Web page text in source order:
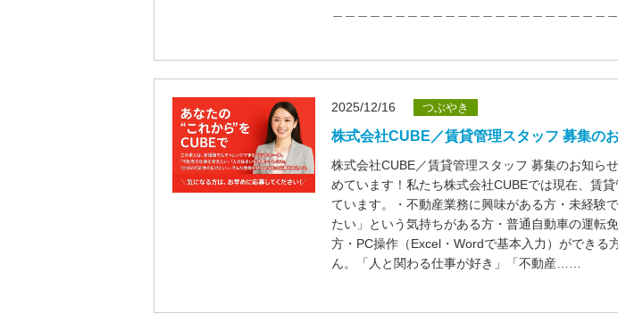
2025/12/16 つぶやき
株式会社CUBE／賃貸管理スタッフ 募集の
株式会社CUBE／賃貸管理スタッフ 募集のお知ら
めています！私たち株式会社CUBEでは現在、賃
ています。・不動産業務に興味がある方・未経験
たい」という気持ちがある方・普通自動車の運転
方・PC操作（Excel・Wordで基本入力）ができる
ん。「人と関わる仕事が好き」「不動産……